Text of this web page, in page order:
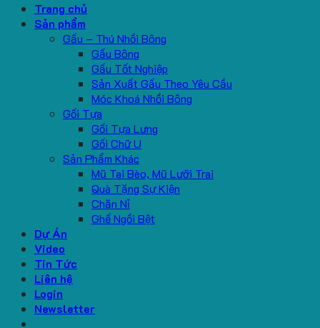
Trang chủ
Sản phẩm
Gấu – Thú Nhồi Bông
Gấu Bông
Gấu Tốt Nghiệp
Sản Xuất Gấu Theo Yêu Cầu
Móc Khoá Nhồi Bông
Gối Tựa
Gối Tựa Lưng
Gối Chữ U
Sản Phẩm Khác
Mũ Tai Bèo, Mũ Lưỡi Trai
Quà Tặng Sự Kiện
Chăn Nỉ
Ghế Ngồi Bệt
Dự Án
Video
Tin Tức
Liên hệ
Login
Newsletter